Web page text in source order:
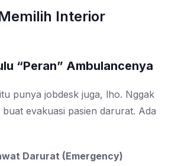
Interior
“Peran” Ambulancenya
itu punya jobdesk juga, lho. Nggak
evakuasi pasien darurat. Ada
Darurat (Emergency)